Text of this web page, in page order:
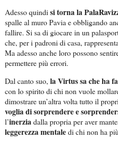
Adesso quindisi torna la
spalle al muro Pavia e obbligando
fallire. Si sa di giocare in un
che, per i padroni di casa,
Ma adesso anche loro possono
permettere più errori.
Dal canto suo, la Virtus sa che ha
con lo spirito di chi non vuole
dimostrare un’altra volta tutto il
voglia di sorprendere e
l’inerziadalla propria per aver
leggerezza mentaledi chi non ha